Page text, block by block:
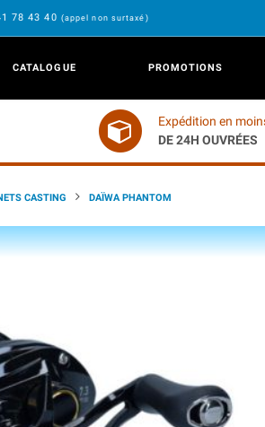
78 43 40 (appel non surtaxé)
CATALOGUE PROMOTIONS
Expédition en
DE 24H OUVRÉES
CASTING DAÏWA PHANTOM